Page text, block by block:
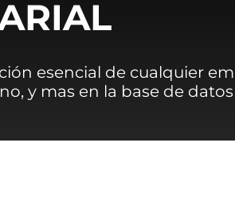
esencial de cualquier
y mas en la base de